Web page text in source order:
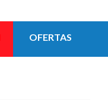
OFERTAS